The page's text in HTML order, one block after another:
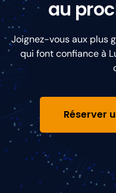
au
Joignez-vous aux plus
qui font confiance à
Réserver